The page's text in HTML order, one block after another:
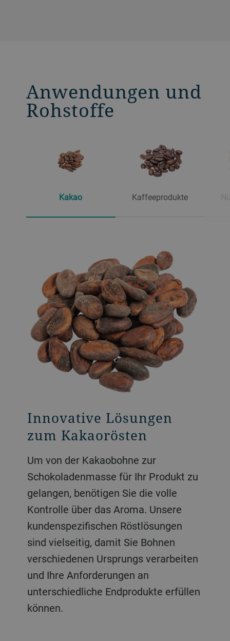
Anwendungen und
Rohstoffe
Kakao Kaffeeprodukte
Innovative Lösungen
zum Kakaorösten
Um von der Kakaobohne zur
Schokoladenmasse für Ihr Produkt zu
gelangen, benötigen Sie die volle
Kontrolle über das Aroma. Unsere
kundenspezifischen Röstlösungen
sind vielseitig, damit Sie Bohnen
verschiedenen Ursprungs verarbeiten
und Ihre Anforderungen an
unterschiedliche Endprodukte erfüllen
können.
Marktführendes
Kaffeerösten
Unsere innovativen, marktführenden
Röstlösungen beruhen auf
kontinuierlicher Forschung und
Entwicklung und setzen weltweit
Standards. Vom Klein- bis zum
Grossbetrieb bieten wir Ihnen eine
kundenspezifische Lösung mit
aussergewöhnlicher Prozesskontrolle,
damit eine aussergewöhnliche
Röstung mit hoher Ausbeute erziehlt
Bestes Nuss- und
Samenrösten
Haselnüsse, Erdnüsse, Cashewkerne,
Pistazien, Mandeln, Saaten und mehr
– wir bieten Ihnen bewährte,
kundenspezifische Röstlösungen für
nahezu jede Rohnuss und jede Ölsaat.
Unsere Nussröstprozesse umfassen
auch ein Pasteurisationsverfahren für
eine verifizierte Keimreduktion und
längere Haltbarkeit.